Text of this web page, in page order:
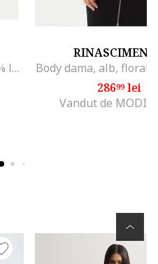
Top dama, Lyocell, Ecru, 91% lyocell, 9% elastan
Body dama, alb, floral,
28699lei
Vandut de